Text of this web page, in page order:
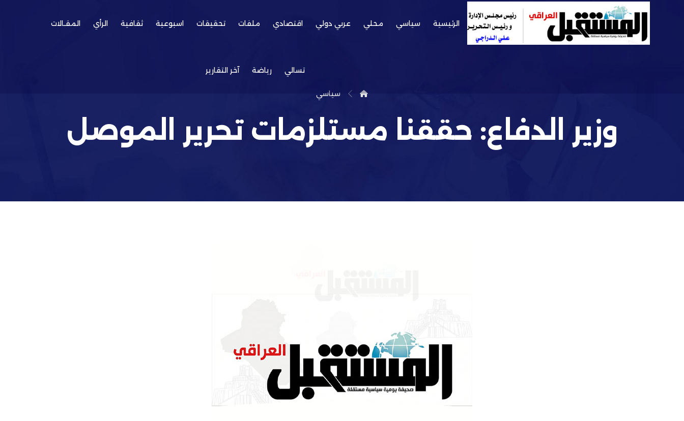
الرئيسية سياسي محلي عربي دولي اقتصادي ملفات تحقيقات اسبوعية ثقافية الرأي المقـالات
تسالي رياضة آخر التقارير
سياسي
وزير الدفاع: حققنا مستلزمات تحرير الموصل